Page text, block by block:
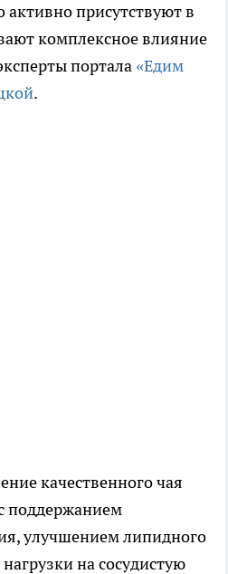
активно присутствуют в
комплексное влияние
портала «Едим
.
качественного чая
поддержанием
улучшением липидного
на сосудистую